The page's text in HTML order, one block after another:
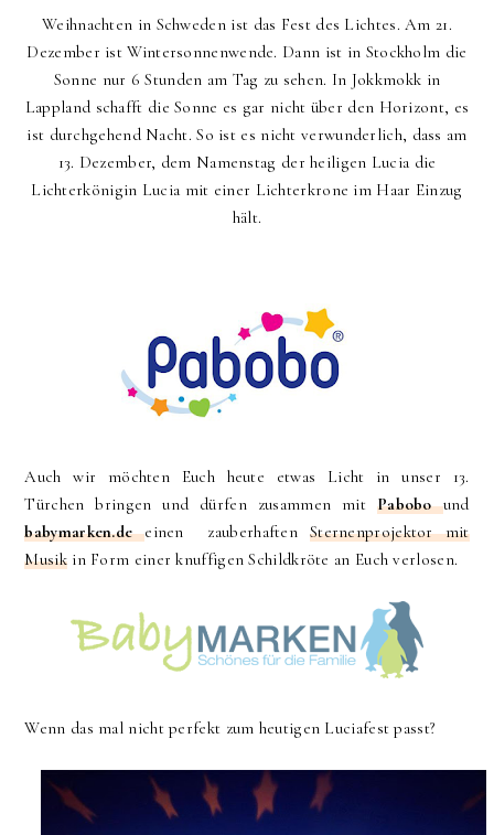
Weihnachten in Schweden ist das Fest des Lichtes. Am 21.
Dezember ist Wintersonnenwende. Dann ist in Stockholm die
Sonne nur 6 Stunden am Tag zu sehen. In Jokkmokk in
Lappland schafft die Sonne es gar nicht über den Horizont, es
ist durchgehend Nacht. So ist es nicht verwunderlich, dass am
13. Dezember, dem Namenstag der heiligen Lucia die
Lichterkönigin Lucia mit einer Lichterkrone im Haar Einzug
hält.
Auch wir möchten Euch heute etwas Licht in unser 13.
Türchen bringen und dürfen zusammen mit Pabobound
babymarken.deeinen zauberhaften Sternenprojektor mit
Musikin Form einer knuffigen Schildkröte an Euch verlosen.
Wenn das mal nicht perfekt zum heutigen Luciafest passt?